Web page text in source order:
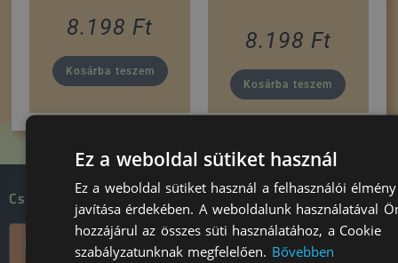
8.198 Ft
Kosárba teszem
8.198 Ft
Kosárba teszem
Csatlakozz a DTR nyuszitársadalomhoz!
Ez a weboldal sütiket használ
Ez a weboldal sütiket használ a felhasználói élmény
javítása érdekében. A weboldalunk használatával
hozzájárul az összes süti használatához, a Cookie
szabályzatunknak megfelelően. Bővebben